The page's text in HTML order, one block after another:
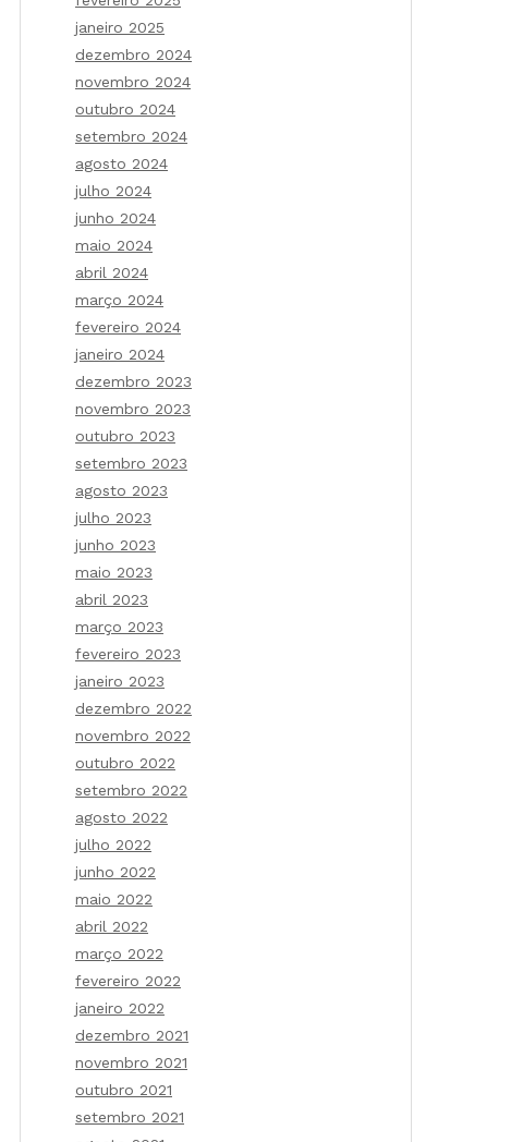
janeiro 2025
dezembro 2024
novembro 2024
outubro 2024
setembro 2024
agosto 2024
julho 2024
junho 2024
maio 2024
abril 2024
março 2024
fevereiro 2024
janeiro 2024
dezembro 2023
novembro 2023
outubro 2023
setembro 2023
agosto 2023
julho 2023
junho 2023
maio 2023
abril 2023
março 2023
fevereiro 2023
janeiro 2023
dezembro 2022
novembro 2022
outubro 2022
setembro 2022
agosto 2022
julho 2022
junho 2022
maio 2022
abril 2022
março 2022
fevereiro 2022
janeiro 2022
dezembro 2021
novembro 2021
outubro 2021
setembro 2021